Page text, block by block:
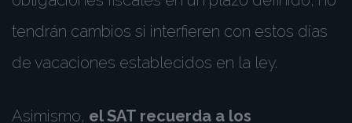
tendrán cambios si interfieren con estos días
de vacaciones establecidos en la ley.
Asimismo, el SAT recuerda a los